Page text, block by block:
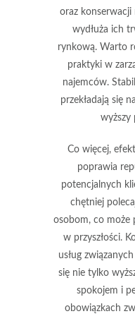
oraz konserwacji
wydłuża ich
rynkową. Warto
praktyki w
najemców.
przekładają się na
wyższy
Co więcej,
poprawia
potencjalnych
chętniej
osobom, co może
w przyszłości.
usług
się nie tylko
spokojem i
obowiązkach